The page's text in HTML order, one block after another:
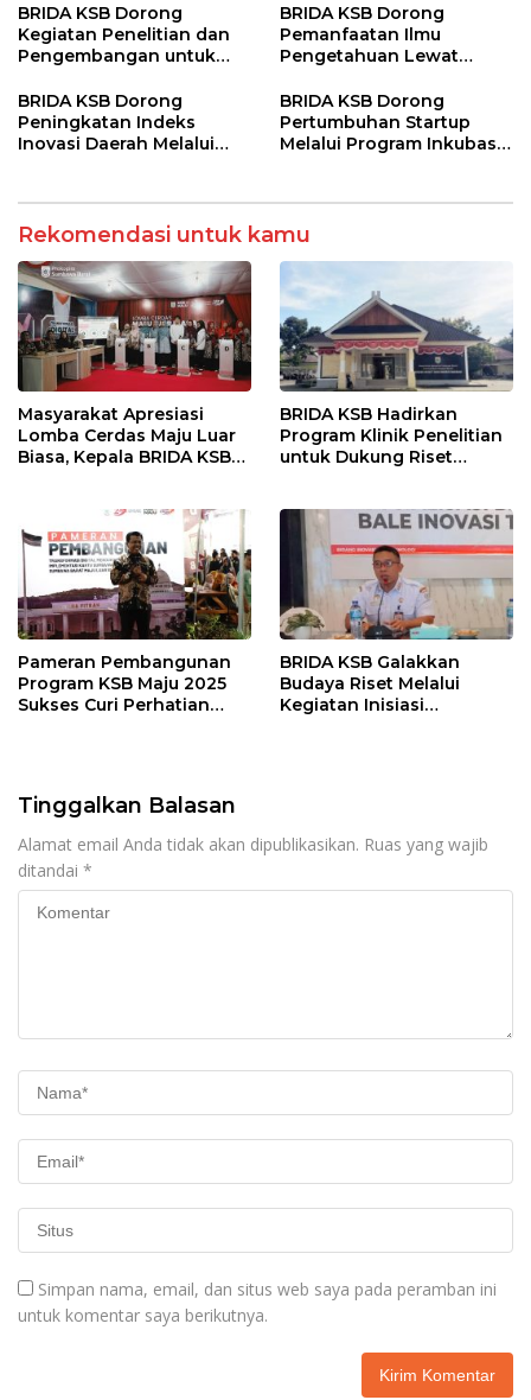
BRIDA KSB Dorong
Kegiatan Penelitian dan
Pengembangan untuk
Daerah
BRIDA KSB Dorong
Pemanfaatan Ilmu
Pengetahuan Lewat
Riset
BRIDA KSB Dorong
Peningkatan Indeks
Inovasi Daerah Melalui
BRIDA KSB Dorong
Pertumbuhan Startup
Melalui Program Inkubasi
Rekomendasi untuk kamu
Masyarakat Apresiasi
Lomba Cerdas Maju Luar
Biasa, Kepala BRIDA KSB
BRIDA KSB Hadirkan
Program Klinik Penelitian
untuk Dukung Riset
Pameran Pembangunan
Program KSB Maju 2025
Sukses Curi Perhatian
BRIDA KSB Galakkan
Budaya Riset Melalui
Kegiatan Inisiasi
Tinggalkan Balasan
Alamat email Anda tidak akan dipublikasikan. Ruas yang wajib
ditandai *
Simpan nama, email, dan situs web saya pada peramban ini
untuk komentar saya berikutnya.